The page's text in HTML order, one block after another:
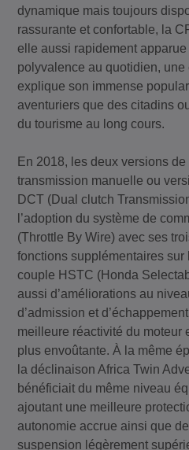
dynamique mais toujours
rassurante et confortable, la
elle aussi rapidement
polyvalence au quotidien, une
explique son immense
aventuriers que des citadins
du tourisme au long cours.
En 2018, les deux versions de
transmission manuelle ou
DCT (Dual clutch
l’adoption du système de
(Throttle By Wire) avec ses
fonctions supplémentaires sur
couple HSTC (Honda
aussi d’améliorations au
d’admission et
meilleure réactivité du moteur
plus envoûtante. À la même
la déclinaison Africa Twin
bénéficiait du même niveau
ajoutant une meilleure
autonomie accrue ainsi que
suspension légèrement